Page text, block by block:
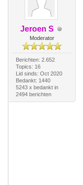
Jeroen S
Moderator
Berichten: 2.652
Topics: 16
Lid sinds: Oct 2020
Bedankt: 1440
5243 x bedankt in
2494 berichten